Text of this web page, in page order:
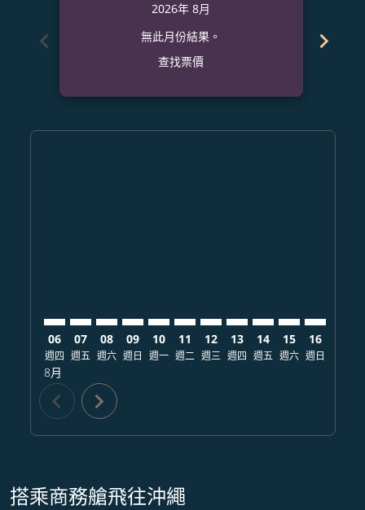
chevron_left
2026年 8月
無此月份結果。
查找票價
chevron_right
06
週四
8月
07
週五
08
週六
09
週日
10
週一
11
週二
12
週三
13
週四
14
週五
15
週六
16
週日
chevron_left chevron_right
搭乘商務艙飛往沖繩